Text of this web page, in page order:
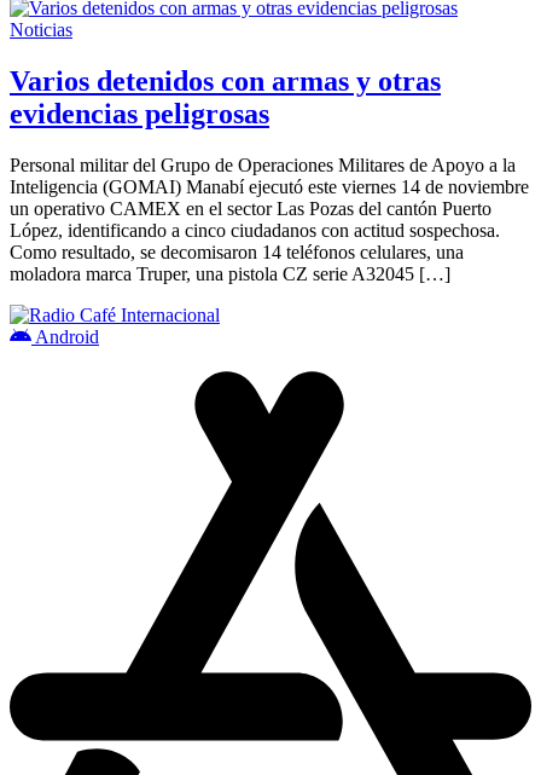
Noticias
Varios detenidos con armas y otras
evidencias peligrosas
Personal militar del Grupo de Operaciones Militares de Apoyo a la
Inteligencia (GOMAI) Manabí ejecutó este viernes 14 de noviembre
un operativo CAMEX en el sector Las Pozas del cantón Puerto
López, identificando a cinco ciudadanos con actitud sospechosa.
Como resultado, se decomisaron 14 teléfonos celulares, una
moladora marca Truper, una pistola CZ serie A32045 […]
Android